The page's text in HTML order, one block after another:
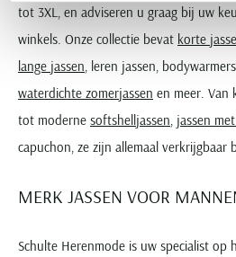
tot 3XL, en adviseren u graag bij uw
winkels. Onze collectie bevat korte
lange jassen, leren jassen,
waterdichte zomerjassen en meer. Van
tot moderne softshelljassen, jassen
capuchon, ze zijn allemaal verkrijgbaar
MERK JASSEN VOOR
Schulte Herenmode is uw specialist op